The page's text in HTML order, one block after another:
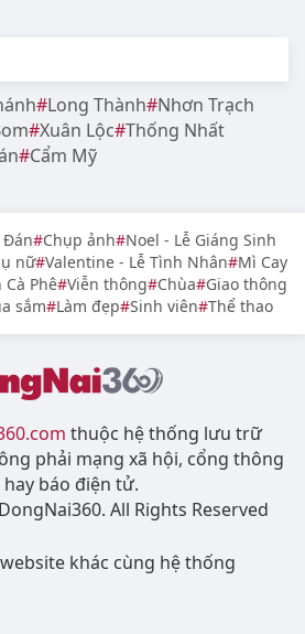
Long Thành Nhơn Trạch
Xuân Lộc Thống Nhất
Cẩm Mỹ
Đán Chụp ảnh Noel - Lễ Giáng Sinh
nữ Valentine - Lễ Tình Nhân Mì Cay
Phê Viễn thông Chùa Giao thông
sắm Làm đẹp Sinh viên Thể thao
thuộc hệ thống lưu trữ
phải mạng xã hội, cổng thông
báo điện tử.
All Rights Reserved
khác cùng hệ thống